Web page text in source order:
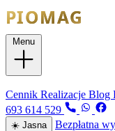
Cennik Realizacje Blog
693 614 529
☀️ Jasna Bezpłatna